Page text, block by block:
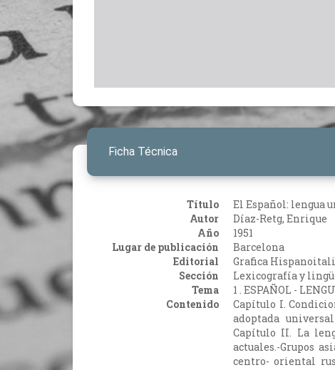
Ficha Técnica
Título
El Español: lengua
Autor
Díaz-Retg, Enrique
Año
1951
Lugar de publicación
Barcelona
Editorial
Grafica
Sección
Lexicografía y
Tema
1 . ESPAÑOL -
Contenido
Capítulo I.
adoptada
Capítulo II. La
actuales.-Grupos
centro- oriental